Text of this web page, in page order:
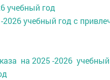
учебный год
учебный год с
на 2025 -2026